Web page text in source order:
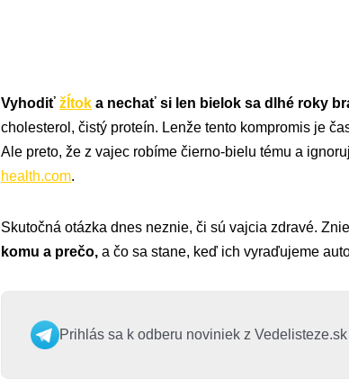
Vyhodiť žĺtok a nechať si len bielok sa dlhé roky
cholesterol, čistý proteín. Lenže tento kompromis je
Ale preto, že z vajec robíme čierno-bielu tému a
health.com.
Skutočná otázka dnes neznie, či sú vajcia zdravé.
komu a prečo, a čo sa stane, keď ich vyraďujeme
Prihlás sa k odberu noviniek z